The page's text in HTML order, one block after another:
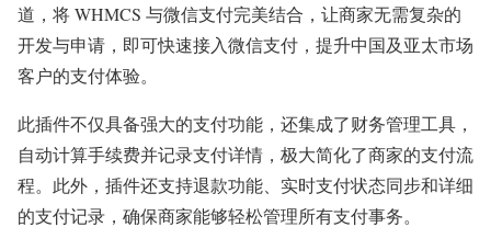
道，将 WHMCS 与微信支付完美结合，让商家无需复杂的
开发与申请，即可快速接入微信支付，提升中国及亚太市场
客户的支付体验。
此插件不仅具备强大的支付功能，还集成了财务管理工具，
自动计算手续费并记录支付详情，极大简化了商家的支付流
程。此外，插件还支持退款功能、实时支付状态同步和详细
的支付记录，确保商家能够轻松管理所有支付事务。